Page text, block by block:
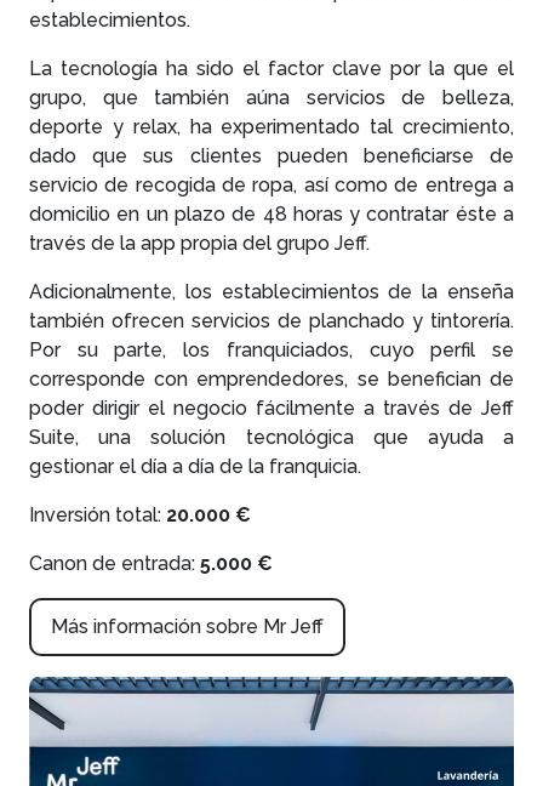
establecimientos.
La tecnología ha sido el factor clave por la que el
grupo, que también aúna servicios de belleza,
deporte y relax, ha experimentado tal crecimiento,
dado que sus clientes pueden beneficiarse de
servicio de recogida de ropa, así como de entrega a
domicilio en un plazo de 48 horas y contratar éste a
través de la app propia del grupo Jeff.
Adicionalmente, los establecimientos de la enseña
también ofrecen servicios de planchado y tintorería.
Por su parte, los franquiciados, cuyo perfil se
corresponde con emprendedores, se benefician de
poder dirigir el negocio fácilmente a través de Jeff
Suite, una solución tecnológica que ayuda a
gestionar el día a día de la franquicia.
Inversión total: 20.000 €
Canon de entrada: 5.000 €
Más información sobre Mr Jeff